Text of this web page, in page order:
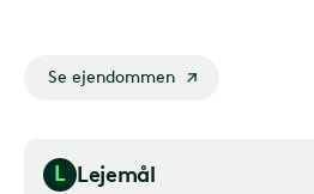
Se ejendommen
L Lejemål